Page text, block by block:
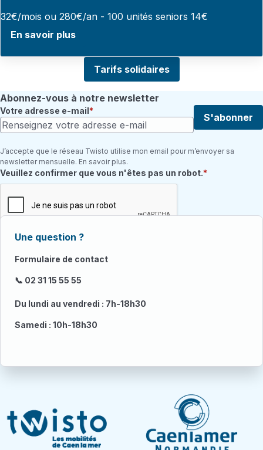
32€/mois ou 280€/an - 100 unités seniors 14€
En savoir plus
Tarifs solidaires
Abonnez-vous à notre newsletter
Votre adresse e-mail
S'abonner
J’accepte que le réseau Twisto utilise mon email pour m’envoyer sa
newsletter mensuelle. En savoir plus.
Champ requis
Veuillez confirmer que vous n'êtes pas un robot.
Une question ?
Formulaire de contact
📞 02 31 15 55 55
Du lundi au vendredi : 7h-18h30
Samedi : 10h-18h30